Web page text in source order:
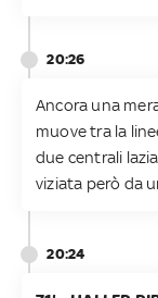
20:26
Ancora una
muove tra la
due centrali
viziata però da
20:24